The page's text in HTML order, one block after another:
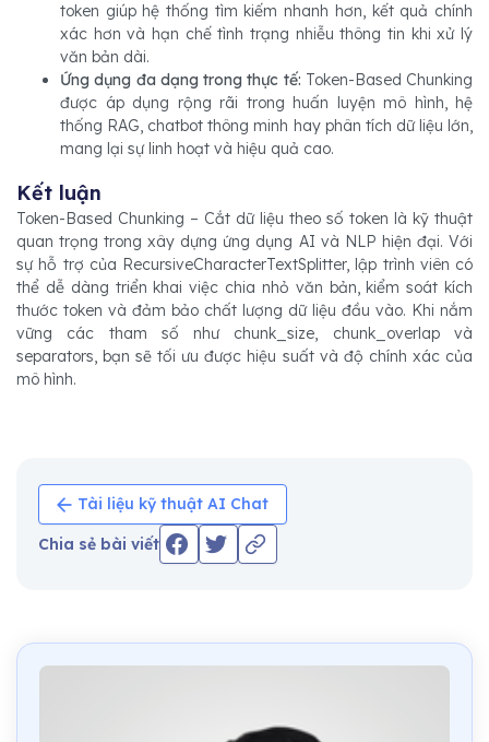
token giúp hệ thống tìm kiếm nhanh hơn, kết quả chính
xác hơn và hạn chế tình trạng nhiễu thông tin khi xử lý
văn bản dài.
Ứng dụng đa dạng trong thực tế: Token-Based Chunking
được áp dụng rộng rãi trong huấn luyện mô hình, hệ
thống RAG, chatbot thông minh hay phân tích dữ liệu lớn,
mang lại sự linh hoạt và hiệu quả cao.
Kết luận
Token-Based Chunking – Cắt dữ liệu theo số token là kỹ thuật
quan trọng trong xây dựng ứng dụng AI và NLP hiện đại. Với
sự hỗ trợ của RecursiveCharacterTextSplitter, lập trình viên có
thể dễ dàng triển khai việc chia nhỏ văn bản, kiểm soát kích
thước token và đảm bảo chất lượng dữ liệu đầu vào. Khi nắm
vững các tham số như chunk_size, chunk_overlap và
separators, bạn sẽ tối ưu được hiệu suất và độ chính xác của
mô hình.
Tài liệu kỹ thuật AI Chat
Chia sẻ bài viết